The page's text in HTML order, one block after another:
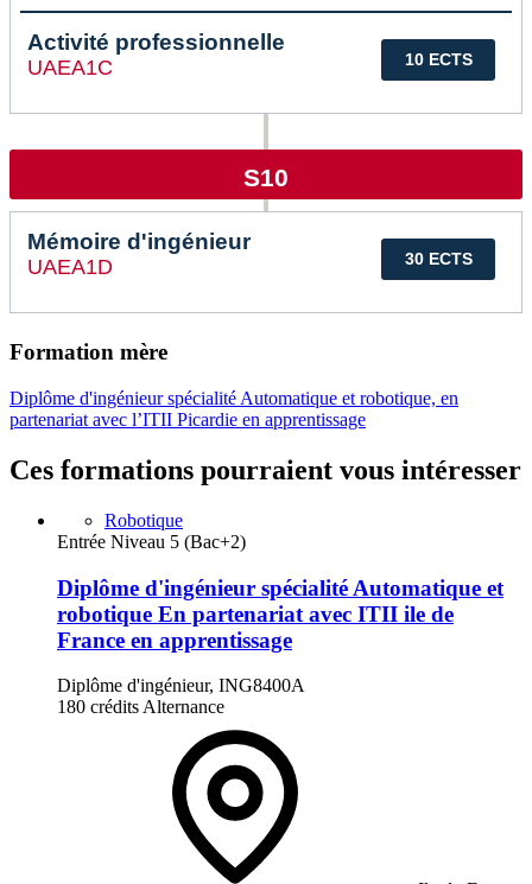
10 ECTS
Activité professionnelle
UAEA1C
S10
30 ECTS
Mémoire d'ingénieur
UAEA1D
Formation mère
Diplôme d'ingénieur spécialité Automatique et robotique, en
partenariat avec l’ITII Picardie en apprentissage
Ces formations pourraient vous intéresser
Robotique
Entrée Niveau 5 (Bac+2)
Diplôme d'ingénieur spécialité Automatique et
robotique En partenariat avec ITII ile de
France en apprentissage
Diplôme d'ingénieur, ING8400A
180 créditsAlternance